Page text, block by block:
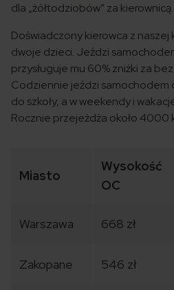
dla „żółtodziobów” za kierownicą.
Doświadczony kierowca z naszej
dwoje dzieci. Jeździ
przysługuje mu 60% zniżki za
Codziennie jeździ samochodem
do szkoły, a w weekendy i
Rocznie przejeżdża około 4000
Miasto
Wysokość
OC
Warszawa 668 zł
Zakopane 546 zł